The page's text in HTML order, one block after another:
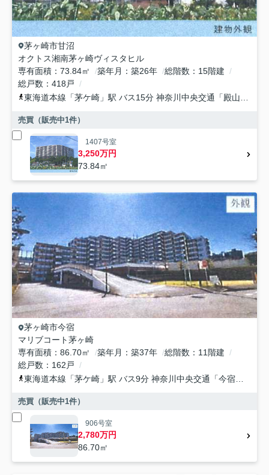
茅ヶ崎市甘沼
オクトス湘南茅ヶ崎ヴィスタヒル
専有面積
73.84㎡ 築年月 築26年 総階数
15階建
総戸数
418戸
東海道本線 「茅ケ崎 」駅 バス15分 神奈川中央交通「殿山公園前」 停歩2分
売買（販売中1件）
1407号室
3,250万円
73.84㎡
茅ヶ崎市今宿
マリブコート茅ヶ崎
専有面積
86.70㎡ 築年月 築37年 総階数
11階建
総戸数
162戸
東海道本線 「茅ケ崎 」駅 バス9分 神奈川中央交通「今宿（茅ヶ崎市）」 停歩5分
売買（販売中1件）
906号室
2,780万円
86.70㎡